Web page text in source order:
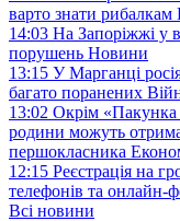
варто знати рибалкам
14:03 На Запоріжжі у
порушень Новини
13:15 У Марганці
багато поранених
13:02 Окрім «Пакунка
родини можуть
першокласника
12:15 Реєстрація на
телефонів та онлайн-
Всі новини